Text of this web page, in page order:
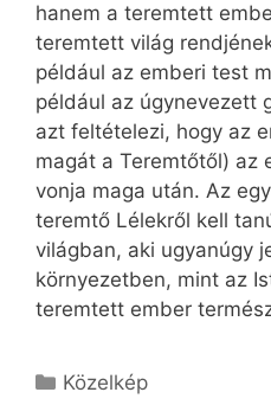
hanem a teremtett
teremtett világ
például az emberi test
például az úgynevezett
azt feltételezi, hogy az
magát a Teremtőtől) az
vonja maga után. Az
teremtő Lélekről kell
világban, aki ugyanúgy
környezetben, mint az
teremtett ember
Kategória
Közelkép